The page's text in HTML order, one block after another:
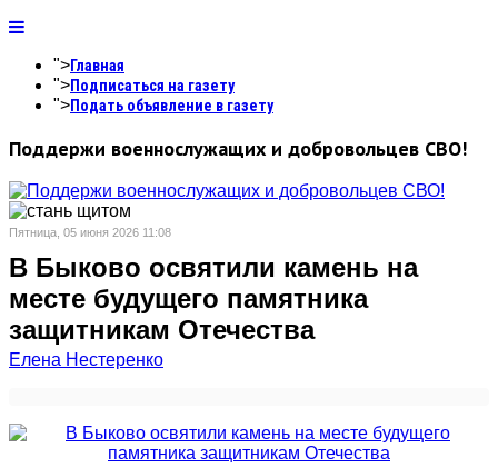
">Главная
">Подписаться на газету
">Подать объявление в газету
Поддержи военнослужащих и добровольцев СВО!
Пятница, 05 июня 2026 11:08
В Быково освятили камень на
месте будущего памятника
защитникам Отечества
Елена Нестеренко